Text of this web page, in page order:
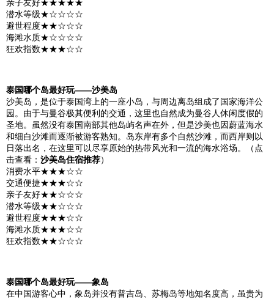
亲子友好★★★★★
潜水等级★☆☆☆☆
避世程度★★☆☆☆
海滩水质★☆☆☆☆
狂欢指数★★★☆☆
泰国 哪个岛最好玩——沙美岛
沙美岛 ，是位于泰国湾上的一座小岛，与周边离岛组成了国家海洋公
园 。由于与曼谷极其便利的交通，这里也自然成为曼谷人休闲度假的
圣地。虽然没有泰国南部其他岛屿名声在外，但是沙美也因蔚蓝海水
和细白沙滩而逐渐被游客熟知。岛东岸有多个自然沙滩，而西岸则以
日落出名，在这里可以尽享原始的热带风光和一流的海水浴场。（点
击查看： 沙美岛住宿推荐）
消费水平★★★☆☆
交通便捷★★★☆☆
亲子友好★★☆☆☆
潜水等级★★☆☆☆
避世程度★★★☆☆
海滩水质★★★☆☆
狂欢指数★★☆☆☆
泰国 哪个岛最好玩——象岛
在中国游客心中， 象岛并没有普吉岛 苏梅岛等地知名度高，虽贵为